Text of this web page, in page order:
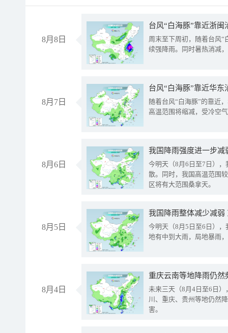
8月8日
台风“白海豚”靠近浙
周末至下周初，随着台风“
续强降雨。同时暑热消减
8月7日
台风“白海豚”靠近华
随着台风“白海豚”的靠近
高温范围将缩减，受冷空
8月6日
今明天（8月6日至7日）
散。同时，我国高温范围
区将有大范围桑拿天。
8月5日
我国降雨整体减少减弱
今明天（8月5日至6日）
地有中到大雨，局地暴雨
8月4日
重庆云南等地降雨仍然
未来三天（8月4日至6日
川、重庆、贵州等地仍然
害。